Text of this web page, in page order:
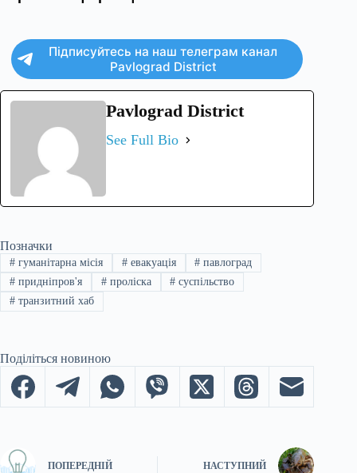
Підписуйтесь на наш телеграм канал
Pavlograd District
Pavlograd District
See Full Bio
Позначки
#гуманітарна місія #евакуація # павлоград
#придніпров'я #проліска # суспільство
#транзитний хаб
Поділіться новиною
ПОПЕРЕДНІЙ НАСТУПНИЙ